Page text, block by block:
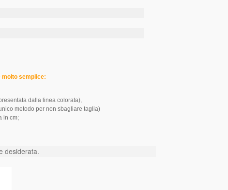
semplice:
dalla linea colorata),
metodo per non sbagliare taglia)
in cm;
desiderata.